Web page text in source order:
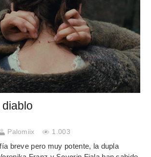
Palomiix 1.003
breve pero muy potente, la dupla